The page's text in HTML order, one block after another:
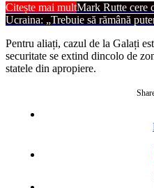
Citește mai multMark Rutte cere
Ucraina: „Trebuie să rămână
Pentru aliați, cazul de la Galați
securitate se extind dincolo de
statele din apropiere.